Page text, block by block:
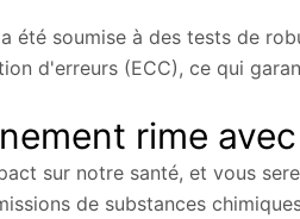
soumise à des tests de
d'erreurs (ECC), ce qui
rime
sur notre santé, et vous
de substances